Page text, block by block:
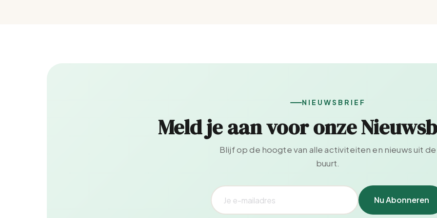
NIEUWSBRIEF
Meld je aan voor onze
Blijf op de hoogte van alle activiteiten en nieuws uit de
buurt.
Nu Abonneren